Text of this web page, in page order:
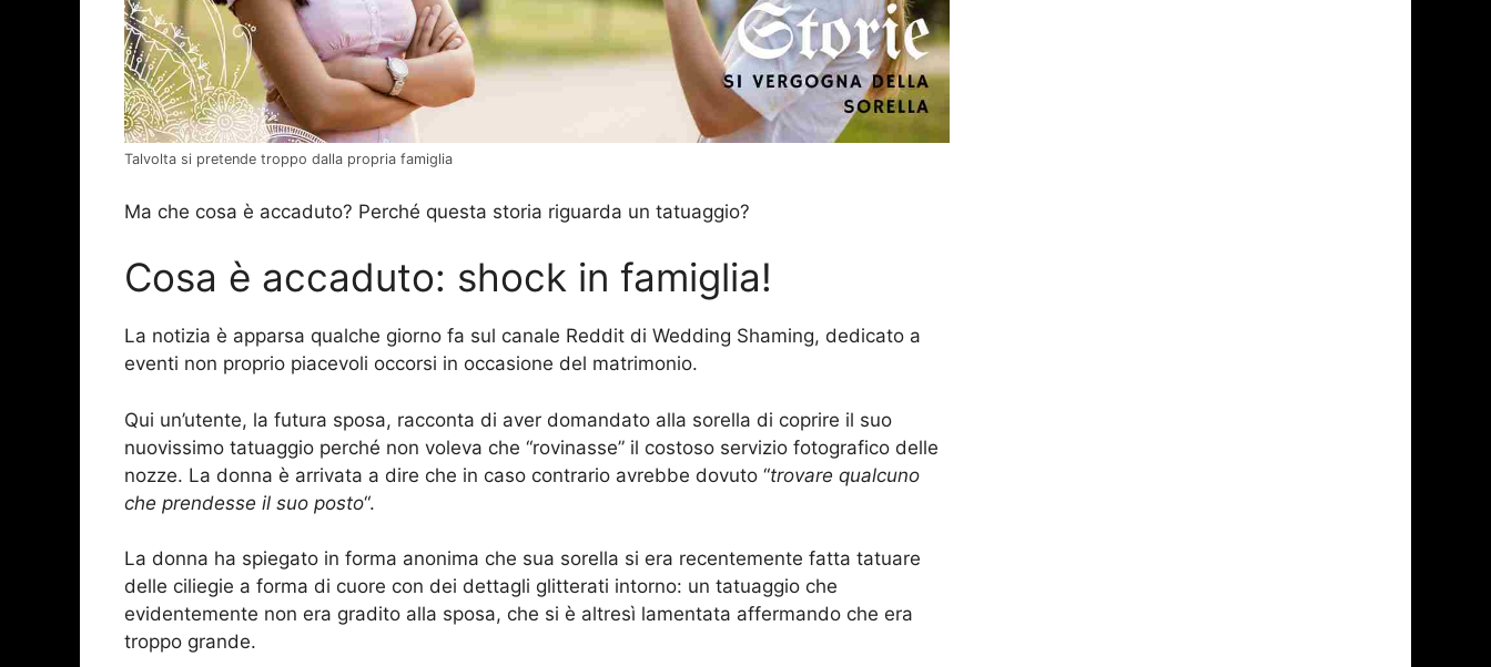
Talvolta si pretende troppo dalla propria famiglia
Ma che cosa è accaduto? Perché questa storia riguarda un tatuaggio?
Cosa è accaduto: shock in famiglia!
La notizia è apparsa qualche giorno fa sul canale Reddit di Wedding Shaming, dedicato a
eventi non proprio piacevoli occorsi in occasione del matrimonio.
Qui un’utente, la futura sposa, racconta di aver domandato alla sorella di coprire il suo
nuovissimo tatuaggio perché non voleva che “rovinasse” il costoso servizio fotografico delle
nozze. La donna è arrivata a dire che in caso contrario avrebbe dovuto “trovare qualcuno
che prendesse il suo posto“.
La donna ha spiegato in forma anonima che sua sorella si era recentemente fatta tatuare
delle ciliegie a forma di cuore con dei dettagli glitterati intorno: un tatuaggio che
evidentemente non era gradito alla sposa, che si è altresì lamentata affermando che era
troppo grande.